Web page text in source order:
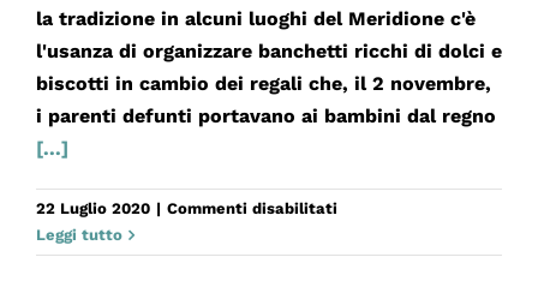
la tradizione in alcuni luoghi del Meridione c'è
l'usanza di organizzare banchetti ricchi di dolci e
biscotti in cambio dei regali che, il 2 novembre,
i parenti defunti portavano ai bambini dal regno
[...]
22 Luglio 2020 | Commenti disabilitatisu
DI
Leggi tutto